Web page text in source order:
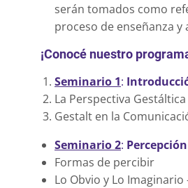
serán tomados como
proceso de enseñanza y
¡Conocé nuestro
Seminario 1:
La Perspectiva Gestáltica
Gestalt en la
Seminario 2: Percepción
Formas de percibir
Lo Obvio y Lo